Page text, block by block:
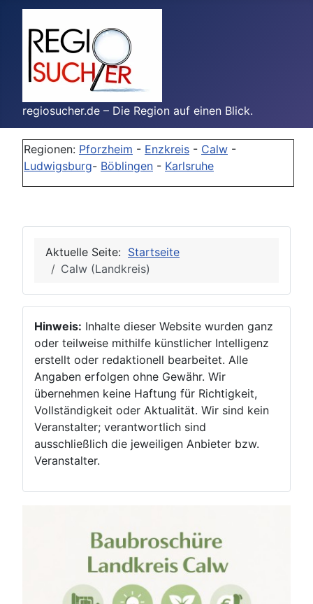
regiosucher.de – Die Region auf einen Blick.
Regionen: Pforzheim - Enzkreis - Calw -
Ludwigsburg- Böblingen - Karlsruhe
Aktuelle Seite: Startseite
Calw (Landkreis)
Hinweis: Inhalte dieser Website wurden ganz
oder teilweise mithilfe künstlicher Intelligenz
erstellt oder redaktionell bearbeitet. Alle
Angaben erfolgen ohne Gewähr. Wir
übernehmen keine Haftung für Richtigkeit,
Vollständigkeit oder Aktualität. Wir sind kein
Veranstalter; verantwortlich sind
ausschließlich die jeweiligen Anbieter bzw.
Veranstalter.